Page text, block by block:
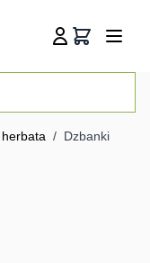
Koszyk
/ Dzbanki